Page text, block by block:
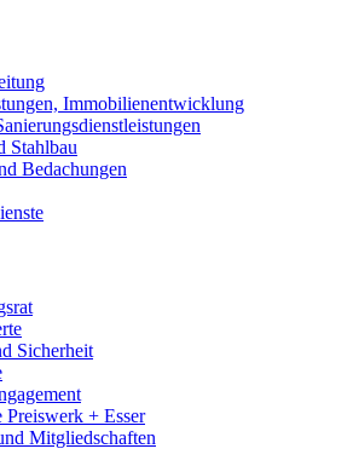
Immobilienentwicklung
Stahlbau
Bedachungen
Sicherheit
Preiswerk + Esser
Mitgliedschaften